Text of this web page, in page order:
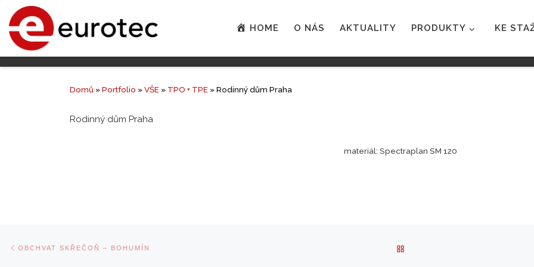
HOME O NÁS AKTUALITY PRODUKTY KE
Domů »Portfolio »VŠE » TPO + TPE »Rodinný dům Praha
Rodinný dům Praha
materiál: Spectraplan SM 120
Navigace
OBCHVAT SKŘEČOŇ – BOHUMÍN